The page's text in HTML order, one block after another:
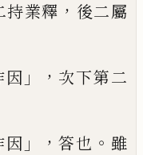
持業釋 ， 後二屬
因 」， 次下第二
因 」，答也 。 雖